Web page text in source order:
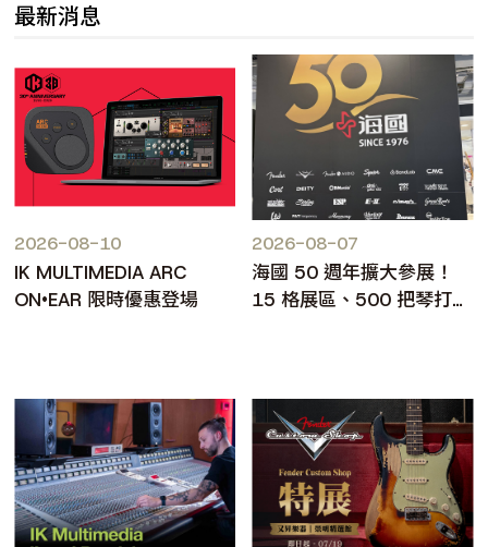
最新消息
2026-08-10
IK MULTIMEDIA ARC
ON•EAR 限時優惠登場
2026-08-07
海國 50 週年擴大參展！
15 格展區、500 把琴打造